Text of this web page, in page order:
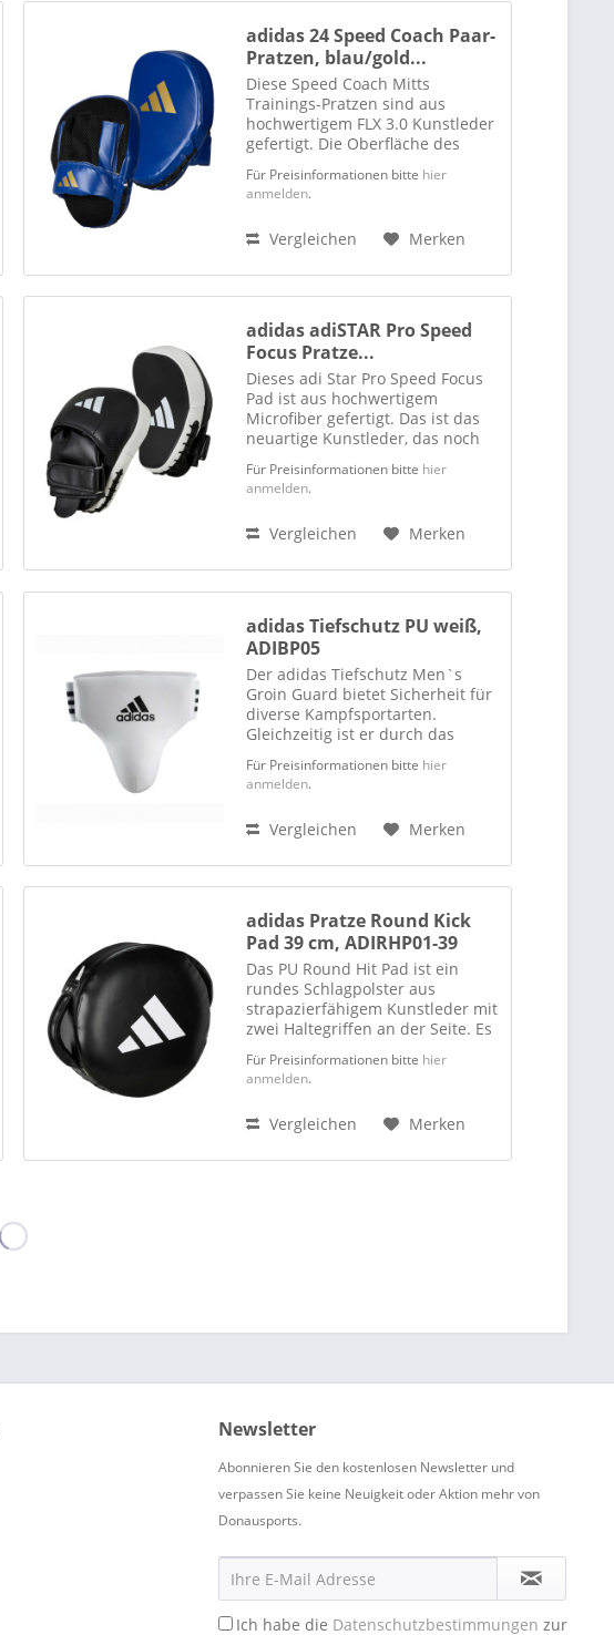
adidas 24 Speed Coach Paar-
Pratzen, blau/gold...
Diese Speed Coach Mitts
Trainings-Pratzen sind aus
hochwertigem FLX 3.0 Kunstleder
gefertigt. Die Oberfläche des
adidas Climacool Mesh-Material.
Das Handpad ist mit EVA-Schaum
Für Preisinformationen bitte hier
anmelden.
Vergleichen Merken
adidas adiSTAR Pro Speed
Focus Pratze...
Dieses adi Star Pro Speed Focus
Pad ist aus hochwertigem
Microfiber gefertigt. Das ist das
neuartige Kunstleder, das noch
verhält. Da adidas im Zuge von
Sustainability und
auf...
Für Preisinformationen bitte hier
anmelden.
Vergleichen Merken
adidas Tiefschutz PU weiß,
ADIBP05
Der adidas Tiefschutz Men`s
Groin Guard bietet Sicherheit für
diverse Kampfsportarten.
Gleichzeitig ist er durch das
komfortabel. Die Außenseite de
adidas Men`s Groin Guard
hochwertigem...
Für Preisinformationen bitte hier
anmelden.
Vergleichen Merken
adidas Pratze Round Kick
Pad 39 cm, ADIRHP01-39
Das PU Round Hit Pad ist ein
rundes Schlagpolster aus
strapazierfähigem Kunstleder mit
zwei Haltegriffen an der Seite. Es
cm Durchmesser erhältlich.
Für Preisinformationen bitte hier
anmelden.
Vergleichen Merken
Newsletter
Abonnieren Sie den kostenlosen Newsletter und
verpassen Sie keine Neuigkeit oder Aktion mehr von
Donausports.
Ich habe die Datenschutzbestimmungen zur